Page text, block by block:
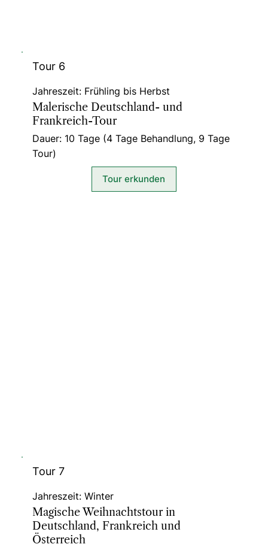
Tour 6
Jahreszeit: Frühling bis Herbst
Malerische Deutschland- und
Frankreich-Tour
Dauer: 10 Tage (4 Tage Behandlung, 9 Tage
Tour)
Tour erkunden
Tour 7
Jahreszeit: Winter
Magische Weihnachtstour in
Deutschland, Frankreich und
Österreich